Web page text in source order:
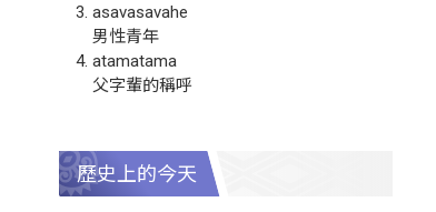
asavasavahe
男性青年
atamatama
父字輩的稱呼
歷史上的今天